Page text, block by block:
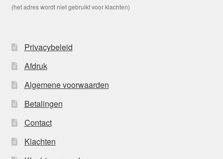
(het adres wordt niet gebruikt voor klachten)
Privacybeleid
Afdruk
Algemene voorwaarden
Betalingen
Contact
Klachten